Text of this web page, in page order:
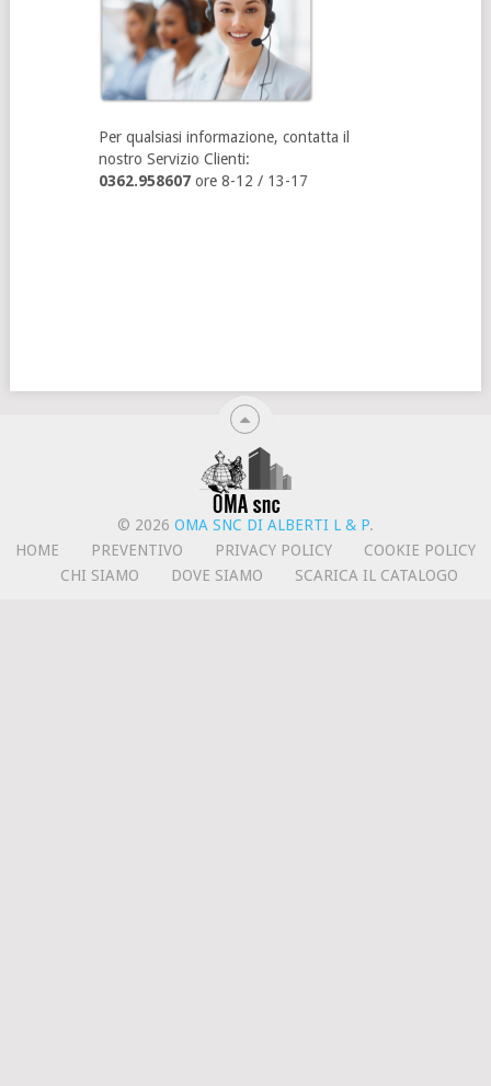
Per qualsiasi informazione, contatta il
nostro Servizio Clienti:
0362.958607ore 8-12 / 13-17
© 2026 OMA SNC DI ALBERTI L & P.
HOME
PREVENTIVO PRIVACY POLICY
COOKIE POLICY
CHI SIAMO
DOVE SIAMO SCARICA IL CATALOGO